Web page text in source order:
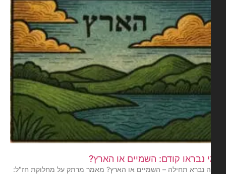
נבראו קודם: השמיים או הארץ?
נברא תחילה – השמיים או הארץ? מאמר מרתק על מחלוקת חז"ל: